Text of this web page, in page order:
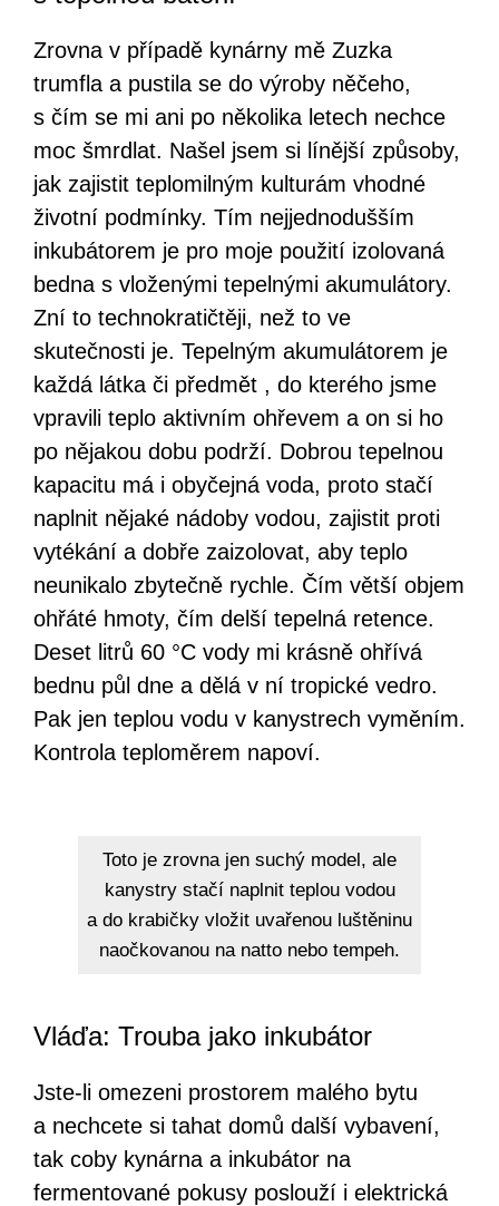
Zrovna v případě kynárny mě Zuzka
trumfla a pustila se do výroby něčeho,
s čím se mi ani po několika letech nechce
moc šmrdlat. Našel jsem si línější způsoby,
jak zajistit teplomilným kulturám vhodné
životní podmínky. Tím nejjednodušším
inkubátorem je pro moje použití izolovaná
bedna s vloženými tepelnými akumulátory.
Zní to technokratičtěji, než to ve
skutečnosti je. Tepelným akumulátorem je
každá látka či předmět , do kterého jsme
vpravili teplo aktivním ohřevem a on si ho
po nějakou dobu podrží. Dobrou tepelnou
kapacitu má i obyčejná voda, proto stačí
naplnit nějaké nádoby vodou, zajistit proti
vytékání a dobře zaizolovat, aby teplo
neunikalo zbytečně rychle. Čím větší objem
ohřáté hmoty, čím delší tepelná retence.
Deset litrů 60 °C vody mi krásně ohřívá
bednu půl dne a dělá v ní tropické vedro.
Pak jen teplou vodu v kanystrech vyměním.
Kontrola teploměrem napoví.
Toto je zrovna jen suchý model, ale
kanystry stačí naplnit teplou vodou
a do krabičky vložit uvařenou luštěninu
naočkovanou na natto nebo tempeh.
Vláďa: Trouba jako inkubátor
Jste-li omezeni prostorem malého bytu
a nechcete si tahat domů další vybavení,
tak coby kynárna a inkubátor na
fermentované pokusy poslouží i elektrická